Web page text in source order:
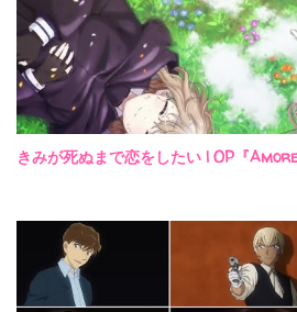
きみが死ぬまで恋をしたい | OP『